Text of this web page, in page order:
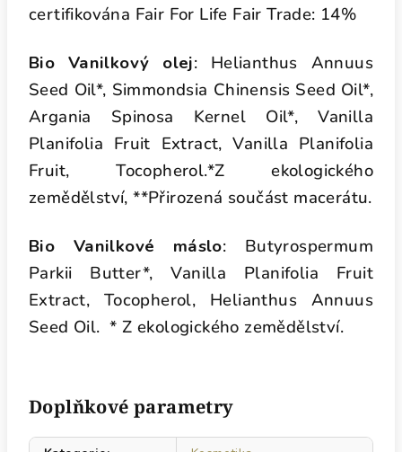
certifikována Fair For Life FairTrade: 14%
Bio Vanilkový olej: Helianthus Annuus
Seed Oil*, Simmondsia Chinensis Seed Oil*,
Argania Spinosa Kernel Oil*, Vanilla
Planifolia Fruit Extract, Vanilla Planifolia
Fruit, Tocopherol.*Z ekologického
zemědělství, **Přirozená součást macerátu.
Bio Vanilkové máslo: Butyrospermum
Parkii Butter*, Vanilla Planifolia Fruit
Extract, Tocopherol, Helianthus Annuus
Seed Oil.* Z ekologického zemědělství.
Doplňkové parametry